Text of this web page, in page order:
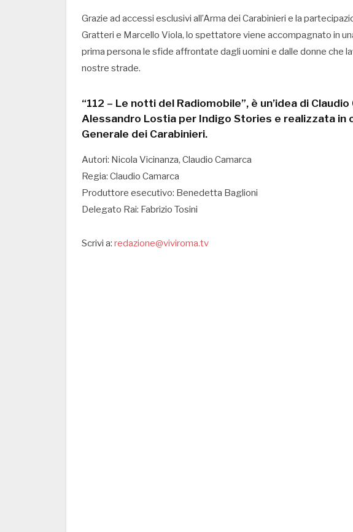
Grazie ad accessi esclusivi all’Arma dei Carabinieri e la
Gratteri e Marcello Viola, lo spettatore viene accompagnato in
prima persona le sfide affrontate dagli uomini e dalle donne che
nostre strade.
“112 – Le notti del Radiomobile”, è un’idea di
Alessandro Lostia per Indigo Stories e realizzata in
Generale dei Carabinieri.
Autori: Nicola Vicinanza, Claudio Camarca
Regia: Claudio Camarca
Produttore esecutivo: Benedetta Baglioni
Delegato Rai: Fabrizio Tosini
Scrivi a: redazione@viviroma.tv